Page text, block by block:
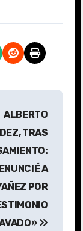
ALBERTO
TRAS
A
POR